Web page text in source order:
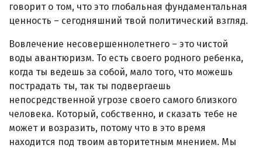
говорит о том, что это глобальная фундаментальная
ценность – сегодняшний твой политический взгляд.
Вовлечение несовершеннолетнего – это чистой
воды авантюризм. То есть своего родного ребенка,
когда ты ведешь за собой, мало того, что можешь
пострадать ты, так ты подвергаешь
непосредственной угрозе своего самого близкого
человека. Который, собственно, и сказать тебе не
может и возразить, потому что в это время
находится под твоим авторитетным мнением. Мы